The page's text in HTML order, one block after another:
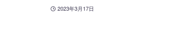
2023年3月17日